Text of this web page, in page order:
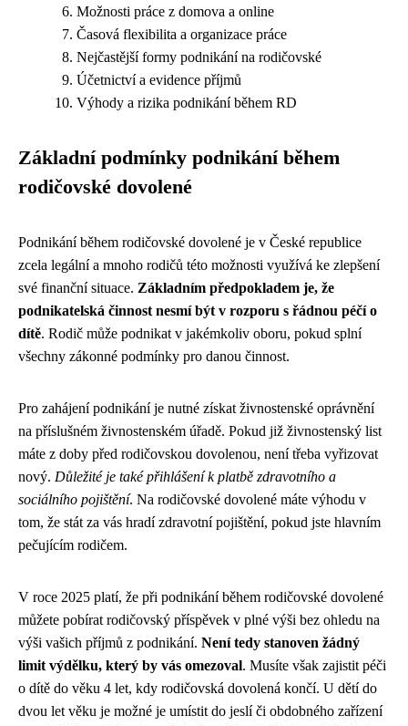
Možnosti práce z domova a online
Časová flexibilita a organizace práce
Nejčastější formy podnikání na rodičovské
Účetnictví a evidence příjmů
Výhody a rizika podnikání během RD
Základní podmínky podnikání během
rodičovské dovolené
Podnikání během rodičovské dovolené je v České republice
zcela legální a mnoho rodičů této možnosti využívá ke zlepšení
své finanční situace. Základním předpokladem je, že
podnikatelská činnost nesmí být v rozporu s řádnou péčí o
dítě. Rodič může podnikat v jakémkoliv oboru, pokud splní
všechny zákonné podmínky pro danou činnost.
Pro zahájení podnikání je nutné získat živnostenské oprávnění
na příslušném živnostenském úřadě. Pokud již živnostenský list
máte z doby před rodičovskou dovolenou, není třeba vyřizovat
nový. Důležité je také přihlášení k platbě zdravotního a
sociálního pojištění. Na rodičovské dovolené máte výhodu v
tom, že stát za vás hradí zdravotní pojištění, pokud jste hlavním
pečujícím rodičem.
V roce 2025 platí, že při podnikání během rodičovské dovolené
můžete pobírat rodičovský příspěvek v plné výši bez ohledu na
výši vašich příjmů z podnikání. Není tedy stanoven žádný
limit výdělku, který by vás omezoval. Musíte však zajistit péči
o dítě do věku 4 let, kdy rodičovská dovolená končí. U dětí do
dvou let věku je možné je umístit do jeslí či obdobného zařízení